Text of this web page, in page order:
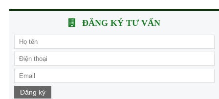
ĐĂNG KÝ TƯ VẤN
Đăng ký